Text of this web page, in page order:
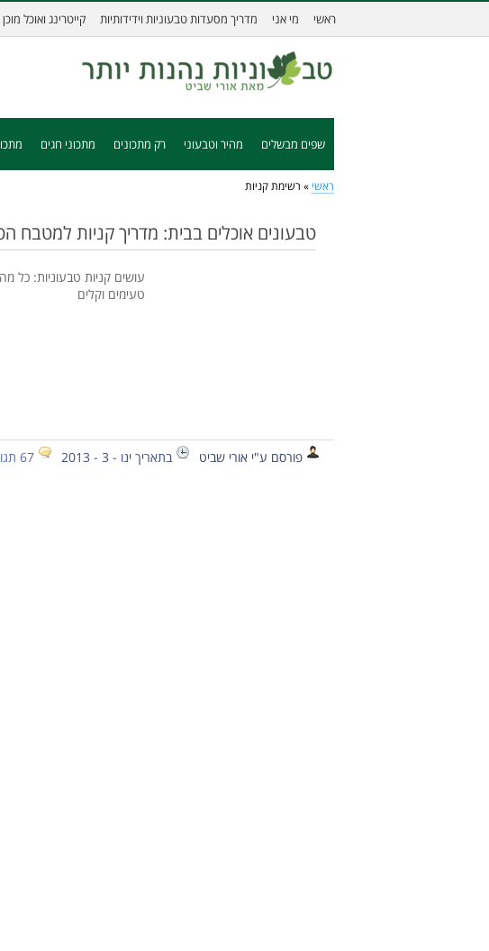
ראשי מי אני מדריך מסעדות טבעוניות וידידותיות קייטרינג ואוכל
שפים מבשלים מהיר וטבעוני רק מתכונים מתכוני חגים
ראשי » רשימת קניות
טבעונים אוכלים בבית: מדריך קניות למטבח
עושים קניות טבעוניות: כל
טעימים וקלים
פורסם ע"י אורי שביט בתאריך ינו - 3 - 2013 67 תגובות